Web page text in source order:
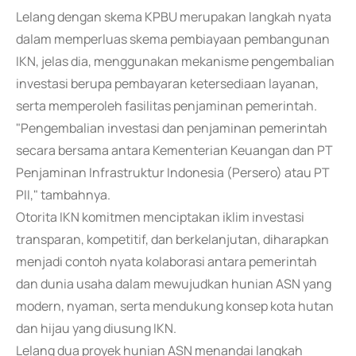
Lelang dengan skema KPBU merupakan langkah nyata
dalam memperluas skema pembiayaan pembangunan
IKN, jelas dia, menggunakan mekanisme pengembalian
investasi berupa pembayaran ketersediaan layanan,
serta memperoleh fasilitas penjaminan pemerintah.
"Pengembalian investasi dan penjaminan pemerintah
secara bersama antara Kementerian Keuangan dan PT
Penjaminan Infrastruktur Indonesia (Persero) atau PT
PII," tambahnya.
Otorita IKN komitmen menciptakan iklim investasi
transparan, kompetitif, dan berkelanjutan, diharapkan
menjadi contoh nyata kolaborasi antara pemerintah
dan dunia usaha dalam mewujudkan hunian ASN yang
modern, nyaman, serta mendukung konsep kota hutan
dan hijau yang diusung IKN.
Lelang dua proyek hunian ASN menandai langkah